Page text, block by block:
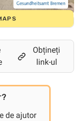
Obțineți
link-ul
de ajutor